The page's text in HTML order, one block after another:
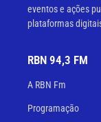
eventos e ações
plataformas
RBN 94,3 FM
A RBN Fm
Programação